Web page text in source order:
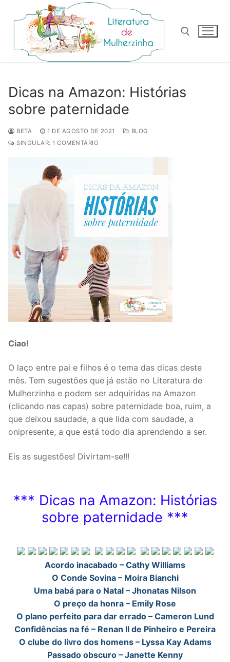
para
conteúdo
Dicas na Amazon: Histórias
sobre paternidade
BETA 1 DE AGOSTO DE 2021
BLOG
SINGULAR: 1 COMENTÁRIO
Ciao!
O laço entre pai e filhos é o tema das dicas deste
mês. Tem sugestões que já estão no Literatura de
Mulherzinha e podem ser adquiridas na Amazon
(clicando nas capas) sobre paternidade boa, ruim, a
que deixou saudade, a que lida com saudade, a
onipresente, a que está todo dia aprendendo a ser.
Eis as sugestões! Divirtam-se!!!
*** Dicas na Amazon: Histórias
sobre paternidade ***
Acordo inacabado – Cathy Williams
O Conde Sovina – Moira Bianchi
Uma babá para o Natal – Jhonatas Nilson
O preço da honra – Emily Rose
O plano perfeito para dar errado – Cameron Lund
Confidências na fé – Renan II de Pinheiro e Pereira
O clube do livro dos homens – Lyssa Kay Adams
Passado obscuro – Janette Kenny